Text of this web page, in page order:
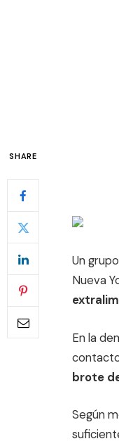
SHARE
Un
Nueva
En la
brote
Según